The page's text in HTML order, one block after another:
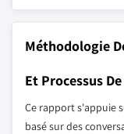
Méthodologie
Et Processus
Ce rapport s'appuie
basé sur des